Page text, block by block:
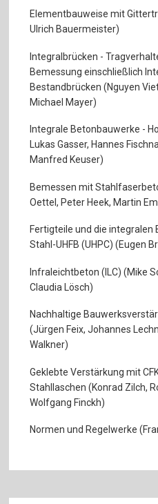
Elementbauweise mit
Ulrich Bauermeister)
Integralbrücken -
Bemessung einschließlich
Bestandbrücken (Nguyen
Michael Mayer)
Integrale Betonbauwerke -
Lukas Gasser, Hannes
Manfred Keuser)
Bemessen mit
Oettel, Peter Heek, Martin
Fertigteile und die
Stahl-UHFB (UHPC) (Eugen
Infraleichtbeton (ILC) (Mike
Claudia Lösch)
Nachhaltige
(Jürgen Feix, Johannes
Walkner)
Geklebte Verstärkung mit
Stahllaschen (Konrad Zilch,
Wolfgang Finckh)
Normen und Regelwerke